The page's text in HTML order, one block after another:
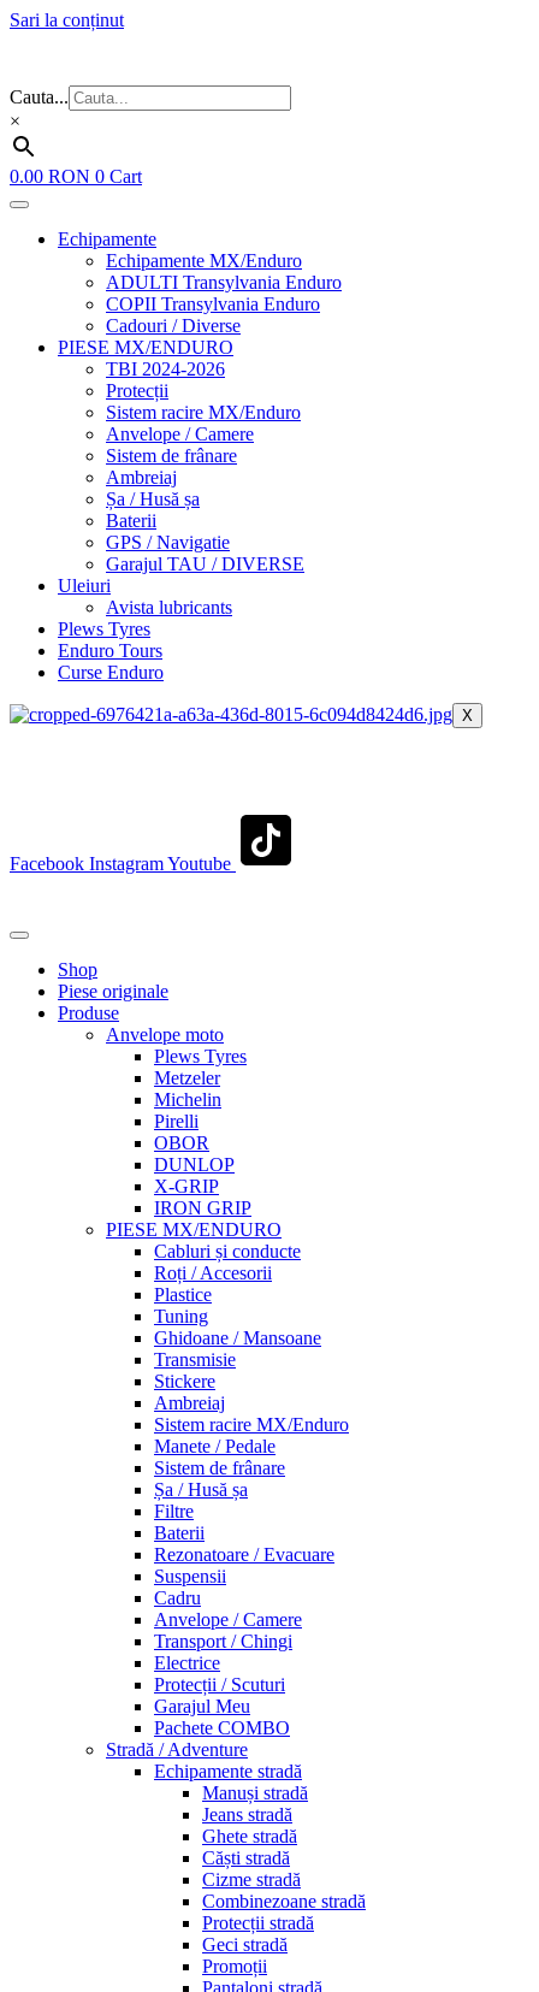
Sari la conținut
Cauta...
×
0.00 RON 0 Cart
Echipamente
Echipamente MX/Enduro
ADULTI Transylvania Enduro
COPII Transylvania Enduro
Cadouri / Diverse
PIESE MX/ENDURO
TBI 2024-2026
Protecții
Sistem racire MX/Enduro
Anvelope / Camere
Sistem de frânare
Ambreiaj
Șa / Husă șa
Baterii
GPS / Navigatie
Garajul TAU / DIVERSE
Uleiuri
Avista lubricants
Plews Tyres
Enduro Tours
Curse Enduro
X
Facebook InstagramYoutube
Shop
Piese originale
Produse
Anvelope moto
Plews Tyres
Metzeler
Michelin
Pirelli
OBOR
DUNLOP
X-GRIP
IRON GRIP
PIESE MX/ENDURO
Cabluri și conducte
Roți / Accesorii
Plastice
Tuning
Ghidoane / Mansoane
Transmisie
Stickere
Ambreiaj
Sistem racire MX/Enduro
Manete / Pedale
Sistem de frânare
Șa / Husă șa
Filtre
Baterii
Rezonatoare / Evacuare
Suspensii
Cadru
Anvelope / Camere
Transport / Chingi
Electrice
Protecții / Scuturi
Garajul Meu
Pachete COMBO
Stradă / Adventure
Echipamente stradă
Manuși stradă
Jeans stradă
Ghete stradă
Căști stradă
Cizme stradă
Combinezoane stradă
Protecții stradă
Geci stradă
Promoții
Pantaloni stradă